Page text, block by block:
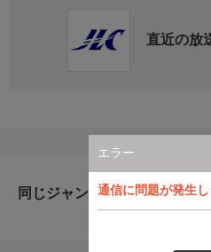
エラー
通信に問題が発生
直近の放
同じジャンルのおすすめ番組